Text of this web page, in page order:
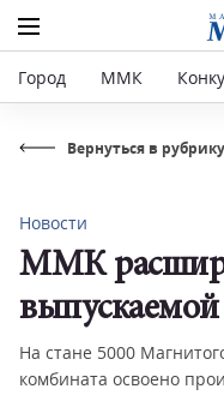
Город ММК
Вернуться в рубрику
Новости
ММК
На стане 5000
комбината освоено